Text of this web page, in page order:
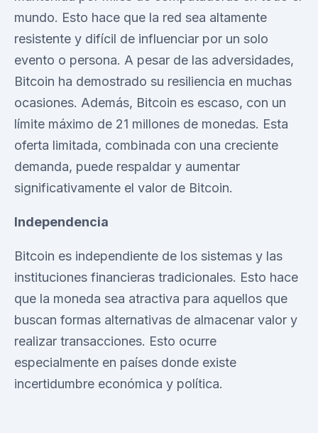
mundo. Esto hace que la red sea altamente
resistente y difícil de influenciar por un solo
evento o persona. A pesar de las adversidades,
Bitcoin ha demostrado su resiliencia en muchas
ocasiones. Además, Bitcoin es escaso, con un
límite máximo de 21 millones de monedas. Esta
oferta limitada, combinada con una creciente
demanda, puede respaldar y aumentar
significativamente el valor de Bitcoin.
Independencia
Bitcoin es independiente de los sistemas y las
instituciones financieras tradicionales. Esto hace
que la moneda sea atractiva para aquellos que
buscan formas alternativas de almacenar valor y
realizar transacciones. Esto ocurre
especialmente en países donde existe
incertidumbre económica y política.